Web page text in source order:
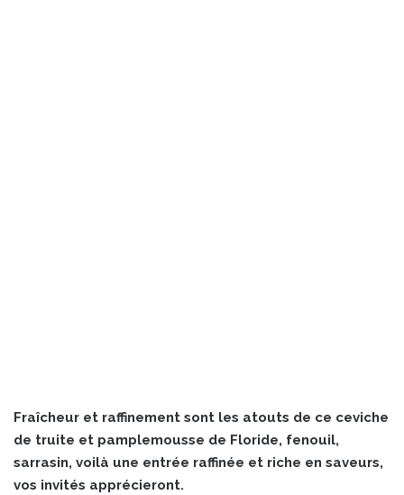
Fraîcheur et raffinement sont les atouts de ce ceviche
de truite et pamplemousse de Floride, fenouil,
sarrasin, voilà une entrée raffinée et riche en saveurs,
vos invités apprécieront.